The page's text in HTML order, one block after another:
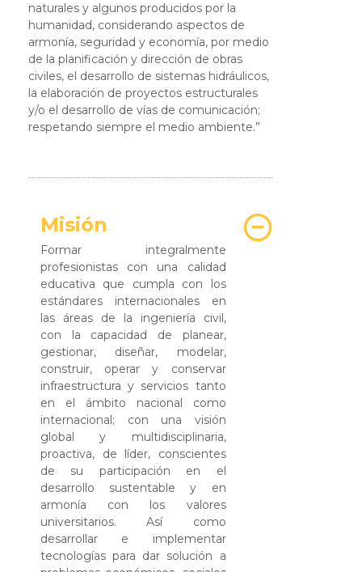
naturales y algunos producidos por la
humanidad, considerando aspectos de
armonía, seguridad y economía, por medio
de la planificación y dirección de obras
civiles, el desarrollo de sistemas hidráulicos,
la elaboración de proyectos estructurales
y/o el desarrollo de vías de comunicación;
respetando siempre el medio ambiente.”
Misión
Formar integralmente
profesionistas con una calidad
educativa que cumpla con los
estándares internacionales en
las áreas de la ingeniería civil,
con la capacidad de planear,
gestionar, diseñar, modelar,
construir, operar y conservar
infraestructura y servicios tanto
en el ámbito nacional como
internacional; con una visión
global y multidisciplinaria,
proactiva, de líder, conscientes
de su participación en el
desarrollo sustentable y en
armonía con los valores
universitarios. Así como
desarrollar e implementar
tecnologías para dar solución a